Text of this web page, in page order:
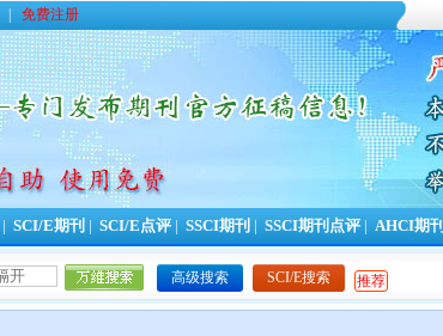
免费注册
SCI/E期刊 SCI/E点评 SSCI期刊 SSCI期刊点评 AHCI期刊
高级搜索 SCI/E搜索 推荐